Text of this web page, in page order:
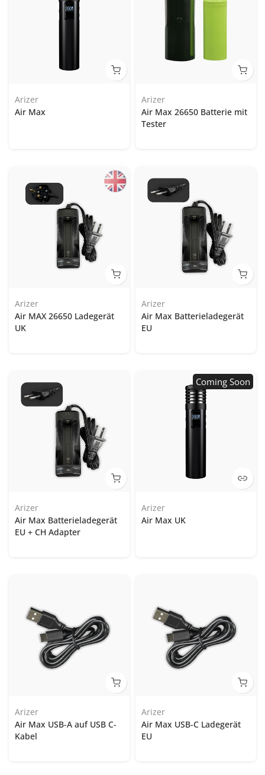
Arizer
Air Max
Arizer
Air Max 26650 Batterie mit
Tester
Arizer
Air MAX 26650 Ladegerät
UK
Arizer
Air Max Batterieladegerät
EU
Arizer
Air Max Batterieladegerät
EU + CH Adapter
Coming Soon
Arizer
Air Max UK
Arizer
Air Max USB-A auf USB C-
Kabel
Arizer
Air Max USB-C Ladegerät
EU